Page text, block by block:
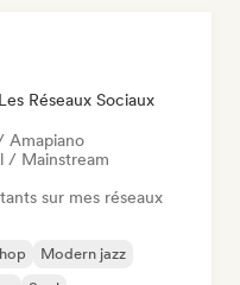
Réseaux Sociaux
Amapiano
/ Mainstream
sur mes réseaux
Modern jazz